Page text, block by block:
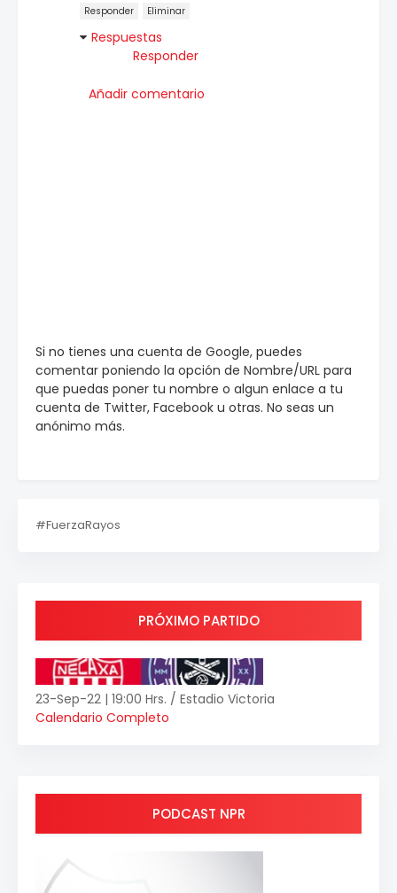
Responder Eliminar
Respuestas
Responder
Añadir comentario
Si no tienes una cuenta de Google, puedes
comentar poniendo la opción de Nombre/URL para
que puedas poner tu nombre o algun enlace a tu
cuenta de Twitter, Facebook u otras. No seas un
anónimo más.
#FuerzaRayos
PRÓXIMO PARTIDO
23-Sep-22 | 19:00 Hrs. / Estadio Victoria
Calendario Completo
PODCAST NPR